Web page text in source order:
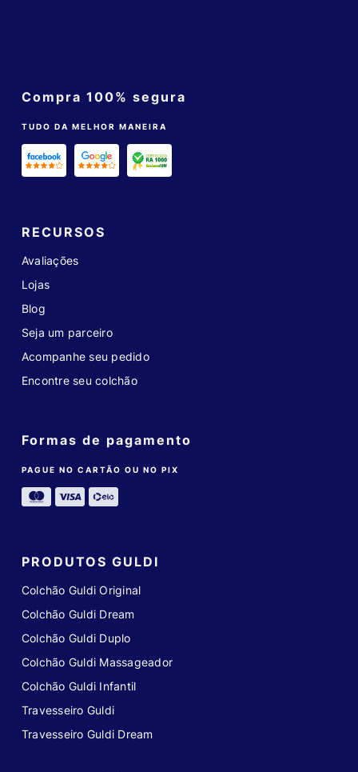
Compra 100% segura
TUDO DA MELHOR MANEIRA
RECURSOS
Avaliações
Lojas
Blog
Seja um parceiro
Acompanhe seu pedido
Encontre seu colchão
Formas de pagamento
PAGUE NO CARTÃO OU NO PIX
PRODUTOS GULDI
Colchão Guldi Original
Colchão Guldi Dream
Colchão Guldi Duplo
Colchão Guldi Massageador
Colchão Guldi Infantil
Travesseiro Guldi
Travesseiro Guldi Dream